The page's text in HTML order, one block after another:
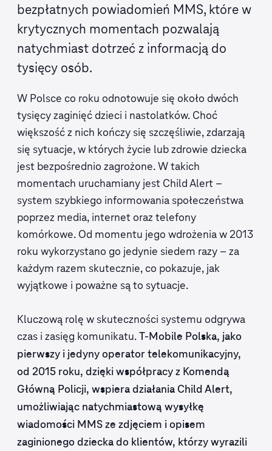
bezpłatnych powiadomień MMS, które w
krytycznych momentach pozwalają
natychmiast dotrzeć z informacją do
tysięcy osób.
W Polsce co roku odnotowuje się około dwóch
tysięcy zaginięć dzieci i nastolatków. Choć
większość z nich kończy się szczęśliwie, zdarzają
się sytuacje, w których życie lub zdrowie dziecka
jest bezpośrednio zagrożone. W takich
momentach uruchamiany jest Child Alert –
system szybkiego informowania społeczeństwa
poprzez media, internet oraz telefony
komórkowe. Od momentu jego wdrożenia w 2013
roku wykorzystano go jedynie siedem razy – za
każdym razem skutecznie, co pokazuje, jak
wyjątkowe i poważne są to sytuacje.
Kluczową rolę w skuteczności systemu odgrywa
czas i zasięg komunikatu. T‑Mobile Polska, jako
pierwszy i jedyny operator telekomunikacyjny,
od 2015 roku, dzięki współpracy z Komendą
Główną Policji, wspiera działania Child Alert,
umożliwiając natychmiastową wysyłkę
wiadomości MMS ze zdjęciem i opisem
zaginionego dziecka do klientów, którzy wyrazili